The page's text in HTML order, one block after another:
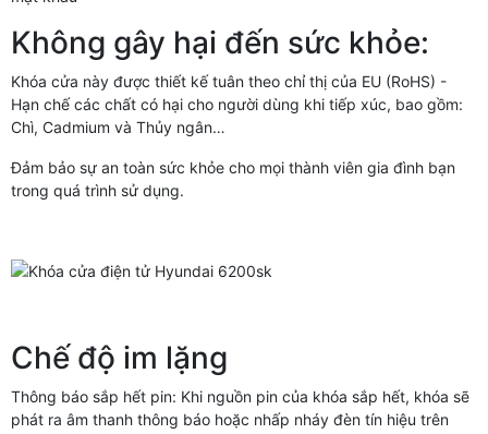
Không gây hại đến sức khỏe:
Khóa cửa này được thiết kế tuân theo chỉ thị của EU (RoHS) -
Hạn chế các chất có hại cho người dùng khi tiếp xúc, bao gồm:
Chì, Cadmium và Thủy ngân…
Đảm bảo sự an toàn sức khỏe cho mọi thành viên gia đình bạn
trong quá trình sử dụng.
Chế độ im lặng
Thông báo sắp hết pin: Khi nguồn pin của khóa sắp hết, khóa sẽ
phát ra âm thanh thông báo hoặc nhấp nháy đèn tín hiệu trên